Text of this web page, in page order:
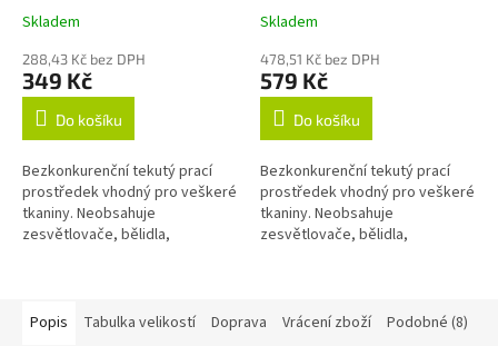
Skladem
288,43 Kč bez DPH
349 Kč
Do košíku
Bezkonkurenční tekutý prací
prostředek vhodný pro veškeré
tkaniny. Neobsahuje
zesvětlovače, bělidla,
Skladem
478,51 Kč bez DPH
579 Kč
Do košíku
Bezkonkurenční tekutý prací
prostředek vhodný pro veškeré
tkaniny. Neobsahuje
zesvětlovače, bělidla,
Popis
Tabulka velikostí Doprava Vrácení zboží Podobné (8)